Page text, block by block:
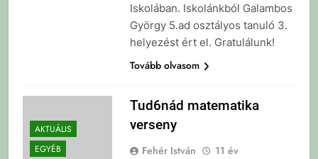
Iskolában. Iskolánkból Galambos
György 5.ad osztályos tanuló 3.
helyezést ért el. Gratulálunk!
Tovább olvasom
AKTUÁLIS
EGYÉB
Tud6nád matematika
verseny
Fehér István
11 év